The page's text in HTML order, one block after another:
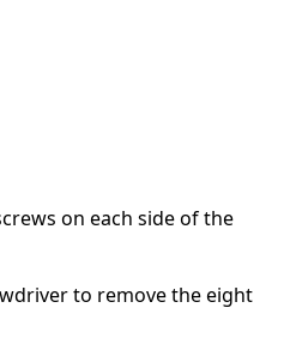
on each side of the
to remove the eight